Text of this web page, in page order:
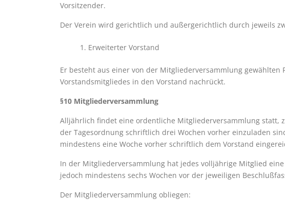
Vorsitzender.
Der Verein wird gerichtlich und außergerichtlich durch jeweils
Erweiterter Vorstand
Er besteht aus einer von der Mitgliederversammlung gewählten
Vorstandsmitgliedes in den Vorstand nachrückt.
§10 Mitgliederversammlung
Alljährlich findet eine ordentliche Mitgliederversammlung statt,
der Tagesordnung schriftlich drei Wochen vorher einzuladen
mindestens eine Woche vorher schriftlich dem Vorstand
In der Mitgliederversammlung hat jedes volljährige Mitglied
jedoch mindestens sechs Wochen vor der jeweiligen
Der Mitgliederversammlung obliegen: